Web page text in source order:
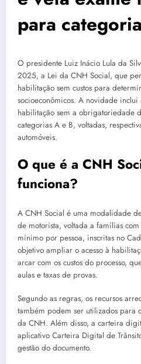
para
O presidente Luiz Inácio Lula da
2025, a Lei da CNH Social, que
habilitação sem custos para
socioeconômicos. A novidade
habilitação sem a obrigatoriedade
categorias A e B, voltadas,
automóveis.
O que é a CNH
funciona?
A CNH Social é uma modalidade
de motorista, voltada a famílias
mínimo por pessoa, inscritas no
objetivo ampliar o acesso à
arcar com os custos do processo,
aulas e taxas de provas.
Segundo as regras, os recursos
também podem ser utilizados para
da CNH. Além disso, a carteira
aplicativo Carteira Digital de
gestão do documento.